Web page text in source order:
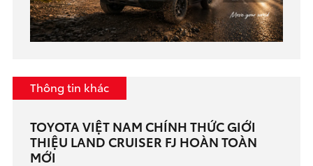
Thông tin khác
TOYOTA VIỆT NAM CHÍNH THỨC GIỚI
THIỆU LAND CRUISER FJ HOÀN TOÀN
MỚI